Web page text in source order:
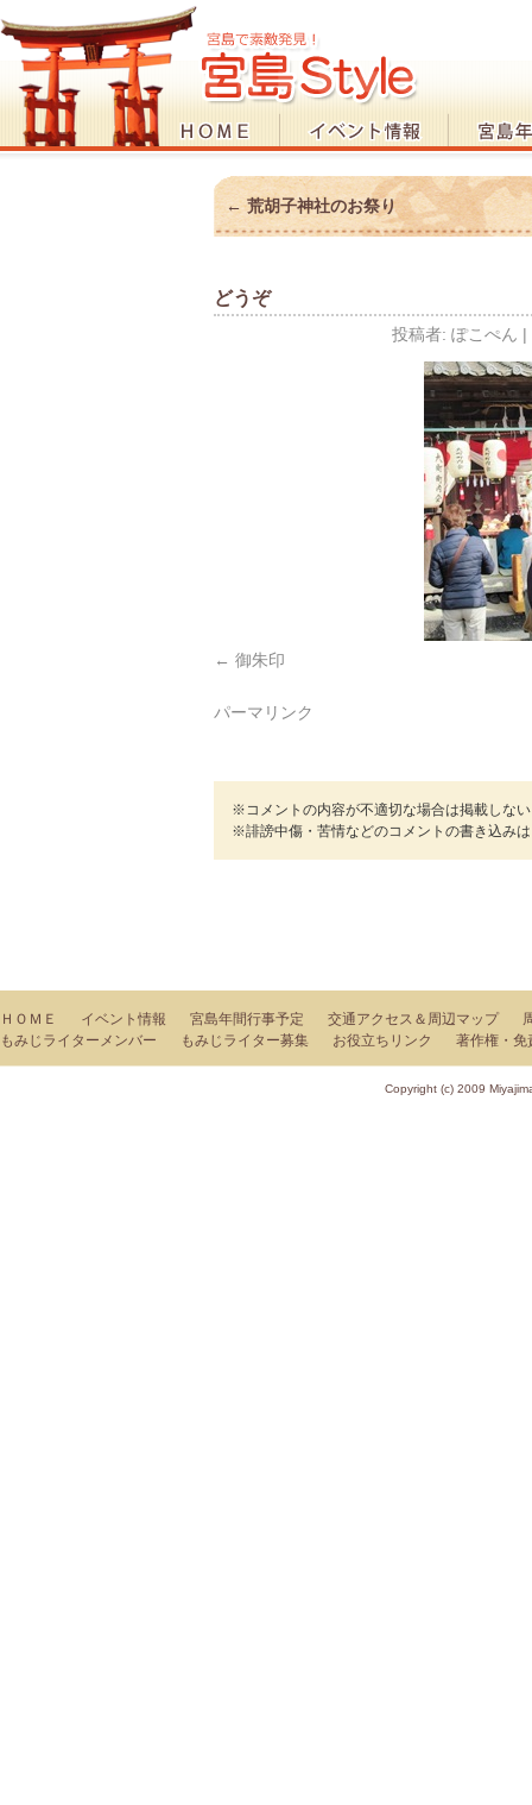
←荒胡子神社のお祭り
どうぞ
投稿者: ぽこぺん |
御朱印
パーマリンク
※コメントの内容が不適切な場合は掲載しな
※誹謗中傷・苦情などのコメントの書き込み
ＨＯＭＥ イベント情報 宮島年間行事予定 交通アクセス＆周辺マップ
もみじライターメンバー
もみじライター募集 お役立ちリンク 著作権・免
Copyright (c) 2009